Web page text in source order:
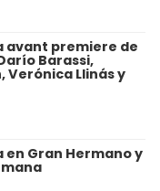
avant premiere de
Barassi,
Llinás y
en Gran Hermano y